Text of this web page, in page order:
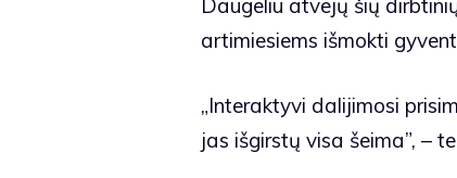
artimiesiems išmokti
„Interaktyvi dalijimosi
jas išgirstų visa šeima”, –